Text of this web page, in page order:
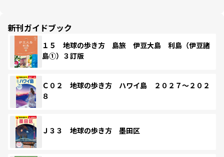
新刊ガイドブック
１５ 地球の歩き方 島旅 伊豆大島 利島（伊豆諸
島①）３訂版
Ｃ０２ 地球の歩き方 ハワイ島 ２０２７～２０２
８
Ｊ３３ 地球の歩き方 墨田区